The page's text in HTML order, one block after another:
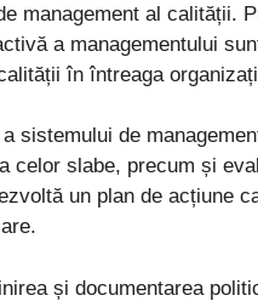
management al calității.
a managementului
în întreaga
sistemului de
celor slabe, precum și
un plan de acțiune
și documentarea